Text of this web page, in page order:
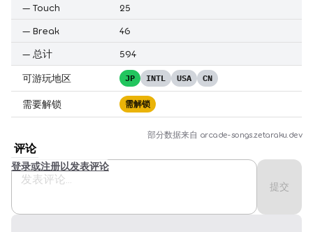
— Touch
25
— Break
46
— 总计 594
可游玩地区 JP INTL USA CN
需要解锁 需解锁
部分数据来自 arcade-songs.zetaraku.dev
评论
提交
登录或注册以发表评论